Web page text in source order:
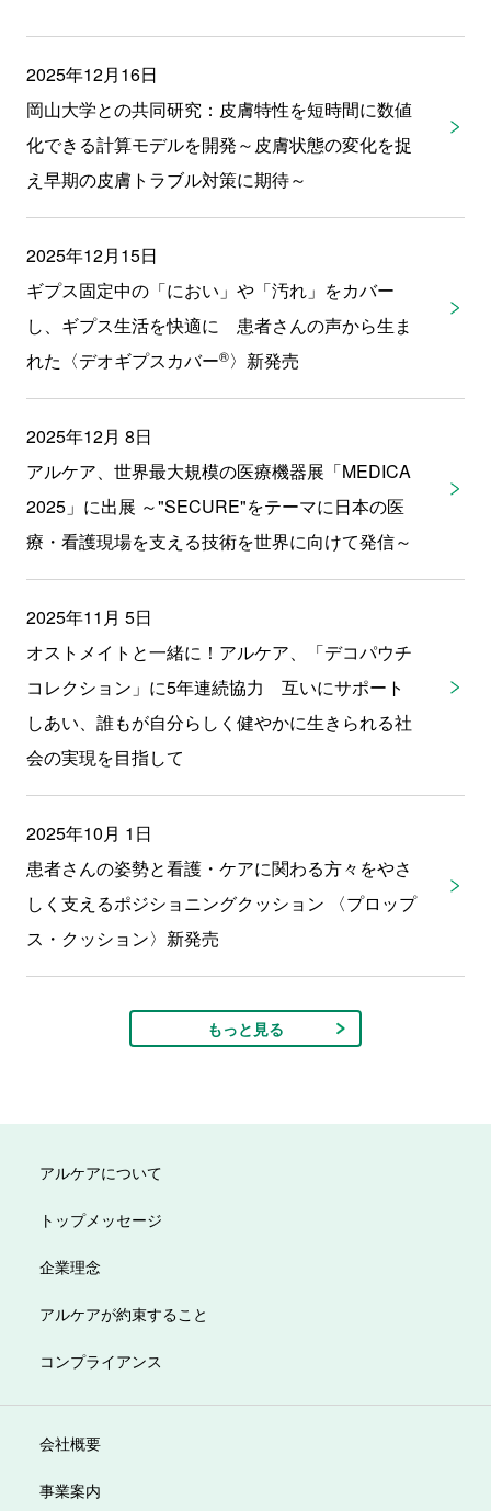
2025年12月16日
岡山大学との共同研究：皮膚特性を短時間に数値
化できる計算モデルを開発～皮膚状態の変化を捉
え早期の皮膚トラブル対策に期待～
2025年12月15日
ギプス固定中の「におい」や「汚れ」をカバー
し、ギプス生活を快適に 患者さんの声から生ま
れた〈デオギプスカバー®〉新発売
2025年12月 8日
アルケア、世界最大規模の医療機器展「MEDICA
2025」に出展 ～"SECURE"をテーマに日本の医
療・看護現場を支える技術を世界に向けて発信～
2025年11月 5日
オストメイトと一緒に！アルケア、「デコパウチ
コレクション」に5年連続協力 互いにサポート
しあい、誰もが自分らしく健やかに生きられる社
会の実現を目指して
2025年10月 1日
患者さんの姿勢と看護・ケアに関わる方々をやさ
しく支えるポジショニングクッション 〈プロップ
ス・クッション〉新発売
もっと見る
アルケアについて
トップメッセージ
企業理念
アルケアが約束すること
コンプライアンス
会社概要
事業案内